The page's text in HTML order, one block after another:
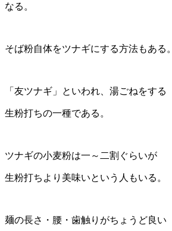
なる。
そば粉自体をツナギにする方法もある。
「友ツナギ」といわれ、湯ごねをする
生粉打ちの一種である。
ツナギの小麦粉は一～二割ぐらいが
生粉打ちより美味いという人もいる。
麺の長さ・腰・歯触りがちょうど良い